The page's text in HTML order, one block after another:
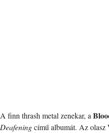
A finn thrash metal zenekar, a
Deafeningcímű albumát. Az olasz